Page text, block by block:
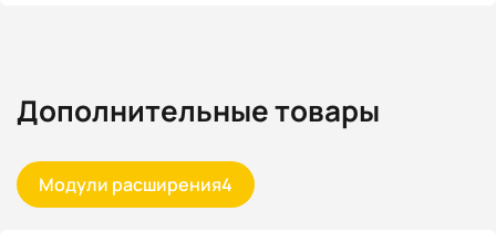
Дополнительные товары
Модули расширения4